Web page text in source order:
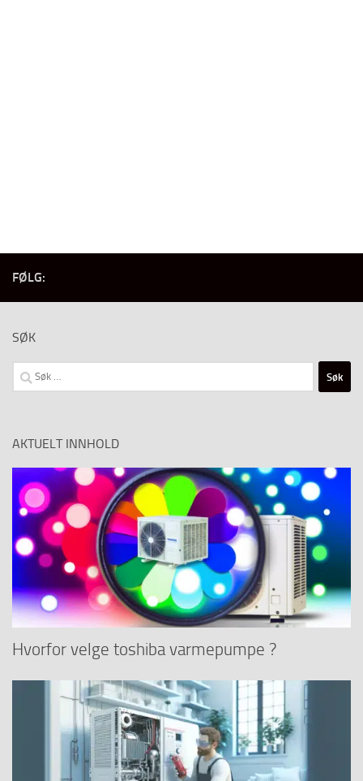
FØLG:
SØK
Søk
etter:
AKTUELT INNHOLD
Hvorfor velge toshiba varmepumpe ?